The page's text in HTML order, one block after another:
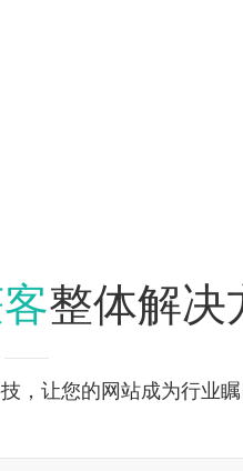
整体解决
，让您的网站成为行业瞩